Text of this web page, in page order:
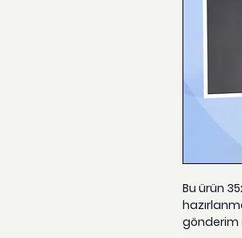
Bu ürün
gönderim